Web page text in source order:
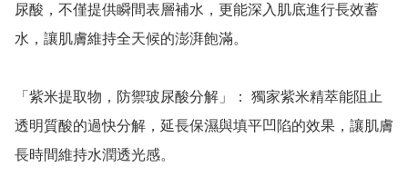
尿酸，不僅提供瞬間表層補水，更能深入肌底進行長效蓄
水，讓肌膚維持全天候的澎湃飽滿。
「紫米提取物，防禦玻尿酸分解」： 獨家紫米精萃能阻止
透明質酸的過快分解，延長保濕與填平凹陷的效果，讓肌膚
長時間維持水潤透光感。